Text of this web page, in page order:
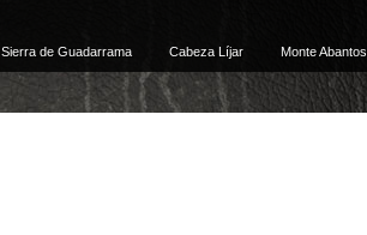
Sierra de Guadarrama Cabeza Líjar Monte Abantos